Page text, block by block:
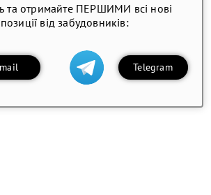
та отримайте ПЕРШИМИ всі нові
від забудовників:
Telegram